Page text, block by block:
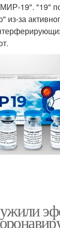
19". "19"
из-за